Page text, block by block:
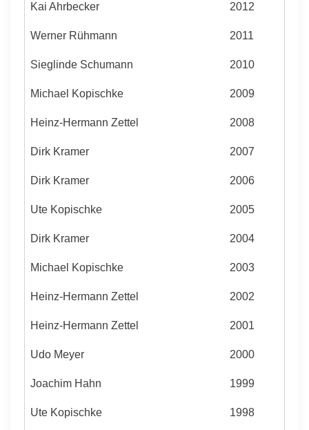
Kai Ahrbecker 2012
Werner Rühmann 2011
Sieglinde Schumann 2010
Michael Kopischke 2009
Heinz-Hermann Zettel 2008
Dirk Kramer 2007
Dirk Kramer 2006
Ute Kopischke 2005
Dirk Kramer 2004
Michael Kopischke 2003
Heinz-Hermann Zettel 2002
Heinz-Hermann Zettel 2001
Udo Meyer 2000
Joachim Hahn 1999
Ute Kopischke 1998